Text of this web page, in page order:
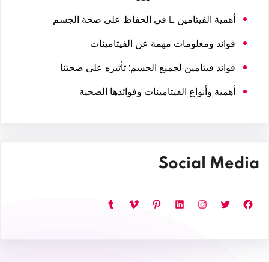
أهمية الفيتامين E في الحفاظ على صحة الجسم
فوائد ومعلومات مهمة عن الفيتامينات
فوائد فيتامين لجميع الجسم: تأثيره على صحتنا
أهمية وأنواع الفيتامينات وفوائدها الصحية
Social Media
فيسبوك تويتر إنستجرام لينكد إن بينتريست فيميو تمبلر